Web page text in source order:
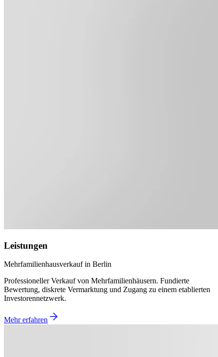
Leistungen
Mehrfamilienhausverkauf in Berlin
Professioneller Verkauf von Mehrfamilienhäusern. Fundierte
Bewertung, diskrete Vermarktung und Zugang zu einem etablierten
Investorennetzwerk.
Mehr erfahren